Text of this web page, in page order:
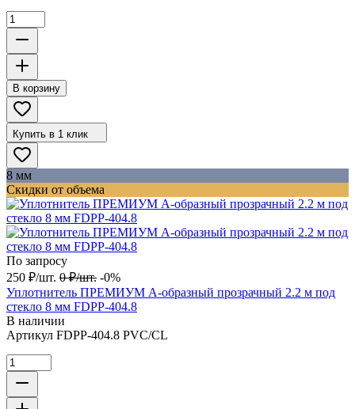
В корзину
Купить в 1 клик
8 мм
Скидки от объема
По запросу
250 ₽/шт. 0 ₽/шт. -0%
Уплотнитель ПРЕМИУМ А-образный прозрачный 2.2 м под
стекло 8 мм FDPP-404.8
В наличии
Артикул FDPP-404.8 PVC/CL